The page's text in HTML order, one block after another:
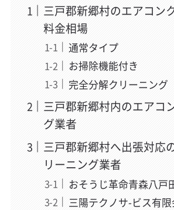
三戸郡新郷村のエアコン
料金相場
通常タイプ
お掃除機能付き
完全分解クリーニング
三戸郡新郷村内のエアコ
グ業者
三戸郡新郷村へ出張対応
リーニング業者
おそうじ革命青森八戸
三陽テクノサ-ビス有